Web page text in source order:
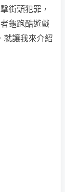
街頭犯罪，
龜跑酷遊戲
就讓我來介紹